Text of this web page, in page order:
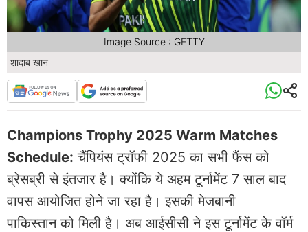
शादाब खान
Image Source : GETTY
Champions Trophy 2025 Warm Matches
Schedule: चैंपियंस ट्रॉफी 2025 का सभी फैंस को
ब्रेसब्री से इंतजार है। क्योंकि ये अहम टूर्नामेंट 7 साल बाद
वापस आयोजित होने जा रहा है। इसकी मेजबानी
पाकिस्तान को मिली है। अब आईसीसी ने इस टूर्नामेंट के वॉर्म